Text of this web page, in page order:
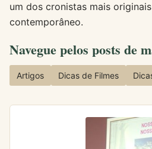
um dos cronistas mais
contemporâneo.
Navegue pelos posts de
Artigos Dicas de Filmes